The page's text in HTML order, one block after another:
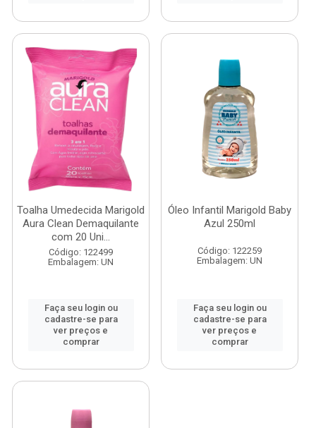
Toalha Umedecida Marigold
Aura Clean Demaquilante
com 20 Uni...
Código: 122499
Embalagem: UN
Faça seu login ou
cadastre-se para
ver preços e
comprar
Óleo Infantil Marigold Baby
Azul 250ml
Código: 122259
Embalagem: UN
Faça seu login ou
cadastre-se para
ver preços e
comprar